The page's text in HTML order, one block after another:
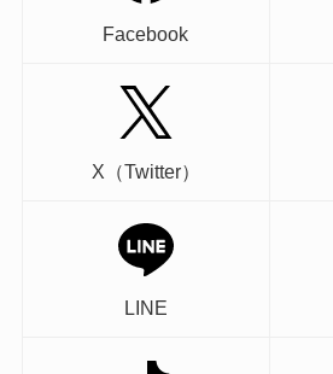
Facebook
X（Twitter）
LINE